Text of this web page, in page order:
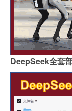
DeepSeek全套